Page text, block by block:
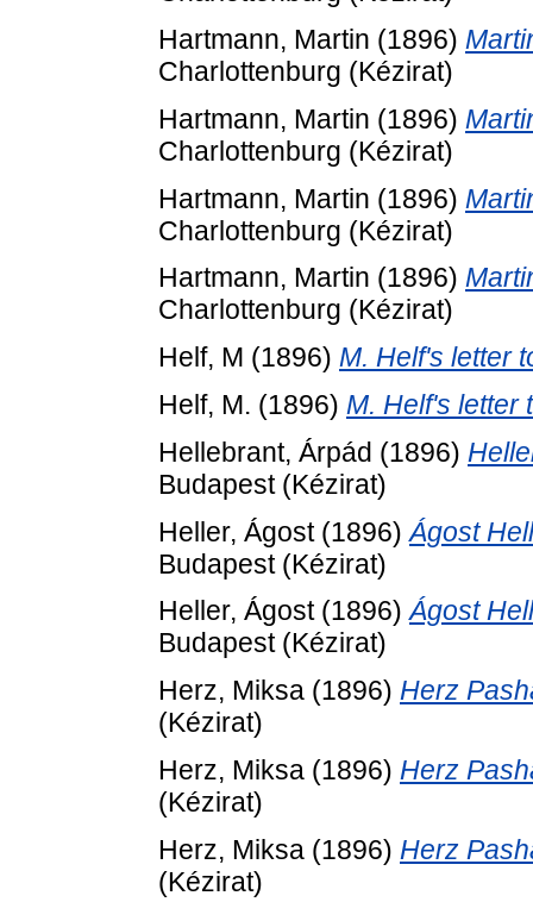
Hartmann, Martin (1896)
Charlottenburg (Kézirat)
Hartmann, Martin (1896)
Charlottenburg (Kézirat)
Hartmann, Martin (1896)
Charlottenburg (Kézirat)
Hartmann, Martin (1896)
Charlottenburg (Kézirat)
Helf, M (1896) M. Helf's letter
Helf, M. (1896) M. Helf's letter
Hellebrant, Árpád (1896)
Budapest (Kézirat)
Heller, Ágost(1896)Ágost
Budapest (Kézirat)
Heller, Ágost(1896)Ágost
Budapest (Kézirat)
Herz, Miksa (1896) Herz
(Kézirat)
Herz, Miksa (1896) Herz
(Kézirat)
Herz, Miksa (1896) Herz
(Kézirat)